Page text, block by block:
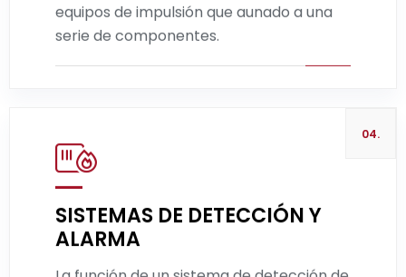
equipos de impulsión que aunado a una
serie de componentes.
SISTEMAS DE DETECCIÓN Y
ALARMA
04.